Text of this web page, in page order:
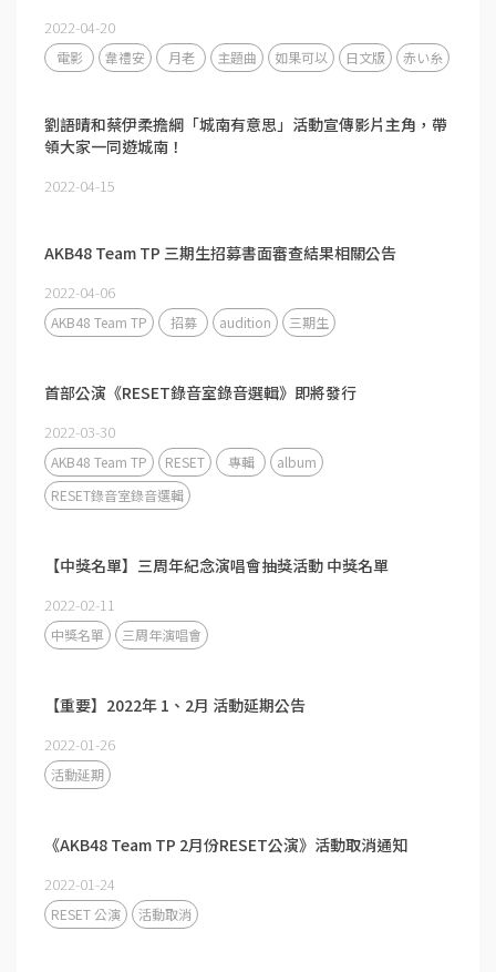
2022-04-20
電影 韋禮安 月老 主題曲 如果可以 日文版 赤い糸
劉語晴和蔡伊柔擔綱「城南有意思」活動宣傳影片主角，帶
領大家一同遊城南！
2022-04-15
AKB48 Team TP 三期生招募書面審查結果相關公告
2022-04-06
AKB48 Team TP 招募 audition 三期生
首部公演《RESET錄音室錄音選輯》即將發行
2022-03-30
AKB48 Team TP RESET 專輯
album
RESET錄音室錄音選輯
【中獎名單】三周年紀念演唱會抽獎活動 中獎名單
2022-02-11
中獎名單 三周年演唱會
【重要】2022年 1、2月 活動延期公告
2022-01-26
活動延期
《AKB48 Team TP 2月份RESET公演》活動取消通知
2022-01-24
RESET 公演 活動取消